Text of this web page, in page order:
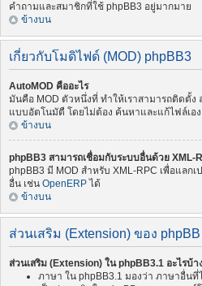
คำถามและสมาชิกที่ใช้ phpBB3 อยู่มากมาย
ข้างบน
เกี่ยวกับโมดิไฟด์ (MOD) phpBB3
AutoMOD คืออะไร
มันคือ MOD ตัวหนึ่งที่ ทำให้เราสามารถติดตั้ง
แบบอัตโนมัตื โดยไม่ต้อง ค้นหาและแก้ไฟล์เอง
ข้างบน
phpBB3 สามารถเชื่อมกับระบบอื่นด้วย XML-
phpBB3 มี MOD สำหรับ XML-RPC เพื่อแลก
อื่น เช่น OpenERP ได้
ข้างบน
ส่วนเสริม (Extension) ของ
ส่วนเสริม (Extension) ใน phpBB3.1 อะไรบ้า
ภาษา ใน phpBB3.1 มองว่า ภาษาอื่น